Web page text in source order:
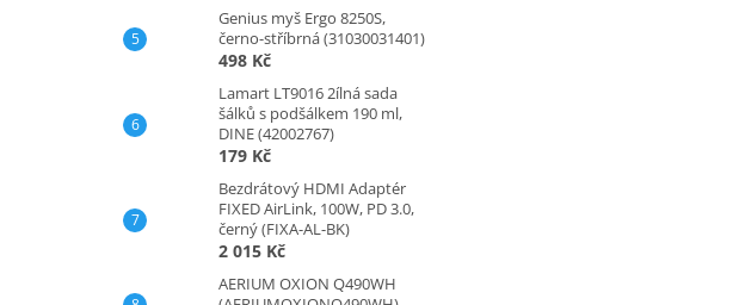
Genius myš Ergo 8250S,
černo-stříbrná (31030031401)
498 Kč
Lamart LT9016 2ílná sada
šálků s podšálkem 190 ml,
DINE (42002767)
179 Kč
Bezdrátový HDMI Adaptér
FIXED AirLink, 100W, PD 3.0,
černý (FIXA-AL-BK)
2 015 Kč
AERIUM OXION Q490WH